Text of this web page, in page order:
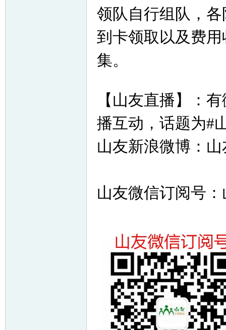
领队自行组队，
到卡领取以及费
集。
【山友直播】：
播互动，话题为#
山友新浪微博：
山友微信订阅号